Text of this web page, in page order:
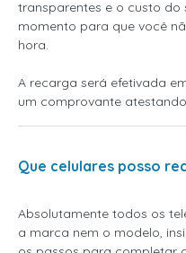
transparentes e o custo
momento para que você
hora.
A recarga será efetivada
um comprovante
Que celulares posso
Absolutamente todos os
a marca nem o modelo,